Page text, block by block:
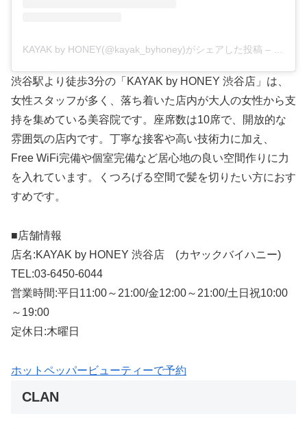
KAYAK by HONEY(@kayak_byhoney)がシェアした投稿 –
渋谷駅より徒歩3分の「KAYAK by HONEY 渋谷店」は、
女性スタッフが多く、落ち着いた店内が大人の女性から支
持を集めている美容院です。座席数は10席で、開放的な
雰囲気の店内です。丁寧な接客や高い技術力に加え、
Free WiFi完備や個室完備など居心地の良い空間作りに力
を入れています。くつろげる空間で髪を切りたい方におす
すめです。
■店舗情報
店名:KAYAK by HONEY 渋谷店 (カヤックバイハニー)
TEL:03-6450-6044
営業時間:平日11:00～21:00/金12:00～21:00/土日祝10:00
～19:00
定休日:木曜日
ホットペッパービューティーで予約
CLAN